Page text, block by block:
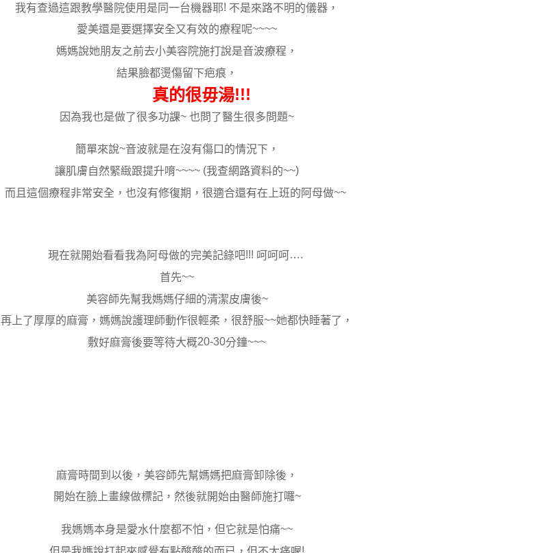
我有查過這跟教學醫院使用是同一台機器耶! 不是來路不明的儀器，
愛美還是要選擇安全又有效的療程呢~~~~
媽媽說她朋友之前去小美容院施打說是音波療程，
結果臉都燙傷留下疤痕，
真的很毋湯!!!
因為我也是做了很多功課~ 也問了醫生很多問題~
簡單來說~音波就是在沒有傷口的情況下，
讓肌膚自然緊緻跟提升唷~~~~ (我查網路資料的~~)
而且這個療程非常安全，也沒有修復期，很適合還有在上班的阿母做~~
現在就開始看看我為阿母做的完美記錄吧!!! 呵呵呵….
首先~~
美容師先幫我媽媽仔細的清潔皮膚後~
再上了厚厚的麻膏，媽媽說護理師動作很輕柔，很舒服~~她都快睡著了，
敷好麻膏後要等待大概20-30分鐘~~~
麻膏時間到以後，美容師先幫媽媽把麻膏卸除後，
開始在臉上畫線做標記，然後就開始由醫師施打囉~
我媽媽本身是愛水什麼都不怕，但它就是怕痛~~
!